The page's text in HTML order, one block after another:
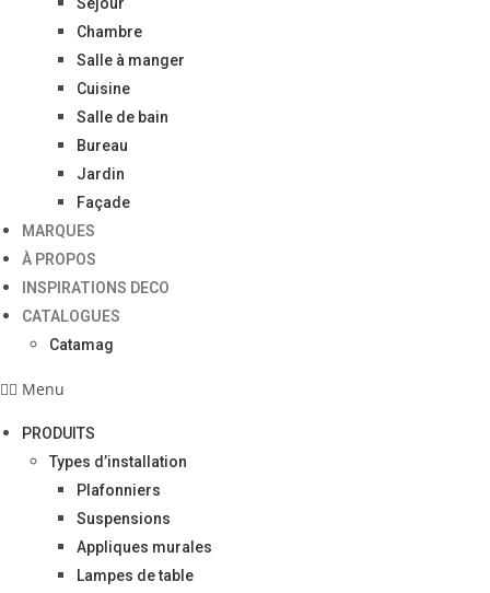
Chambre
Salle à manger
Cuisine
Salle de bain
Bureau
Jardin
Façade
MARQUES
À PROPOS
INSPIRATIONS DECO
CATALOGUES
Catamag
Menu
PRODUITS
Types d’installation
Plafonniers
Suspensions
Appliques murales
Lampes de table